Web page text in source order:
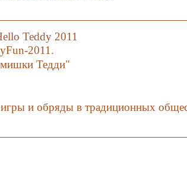
Teddy 2011
2011.
мишки Тедди"
и обряды в традиционных